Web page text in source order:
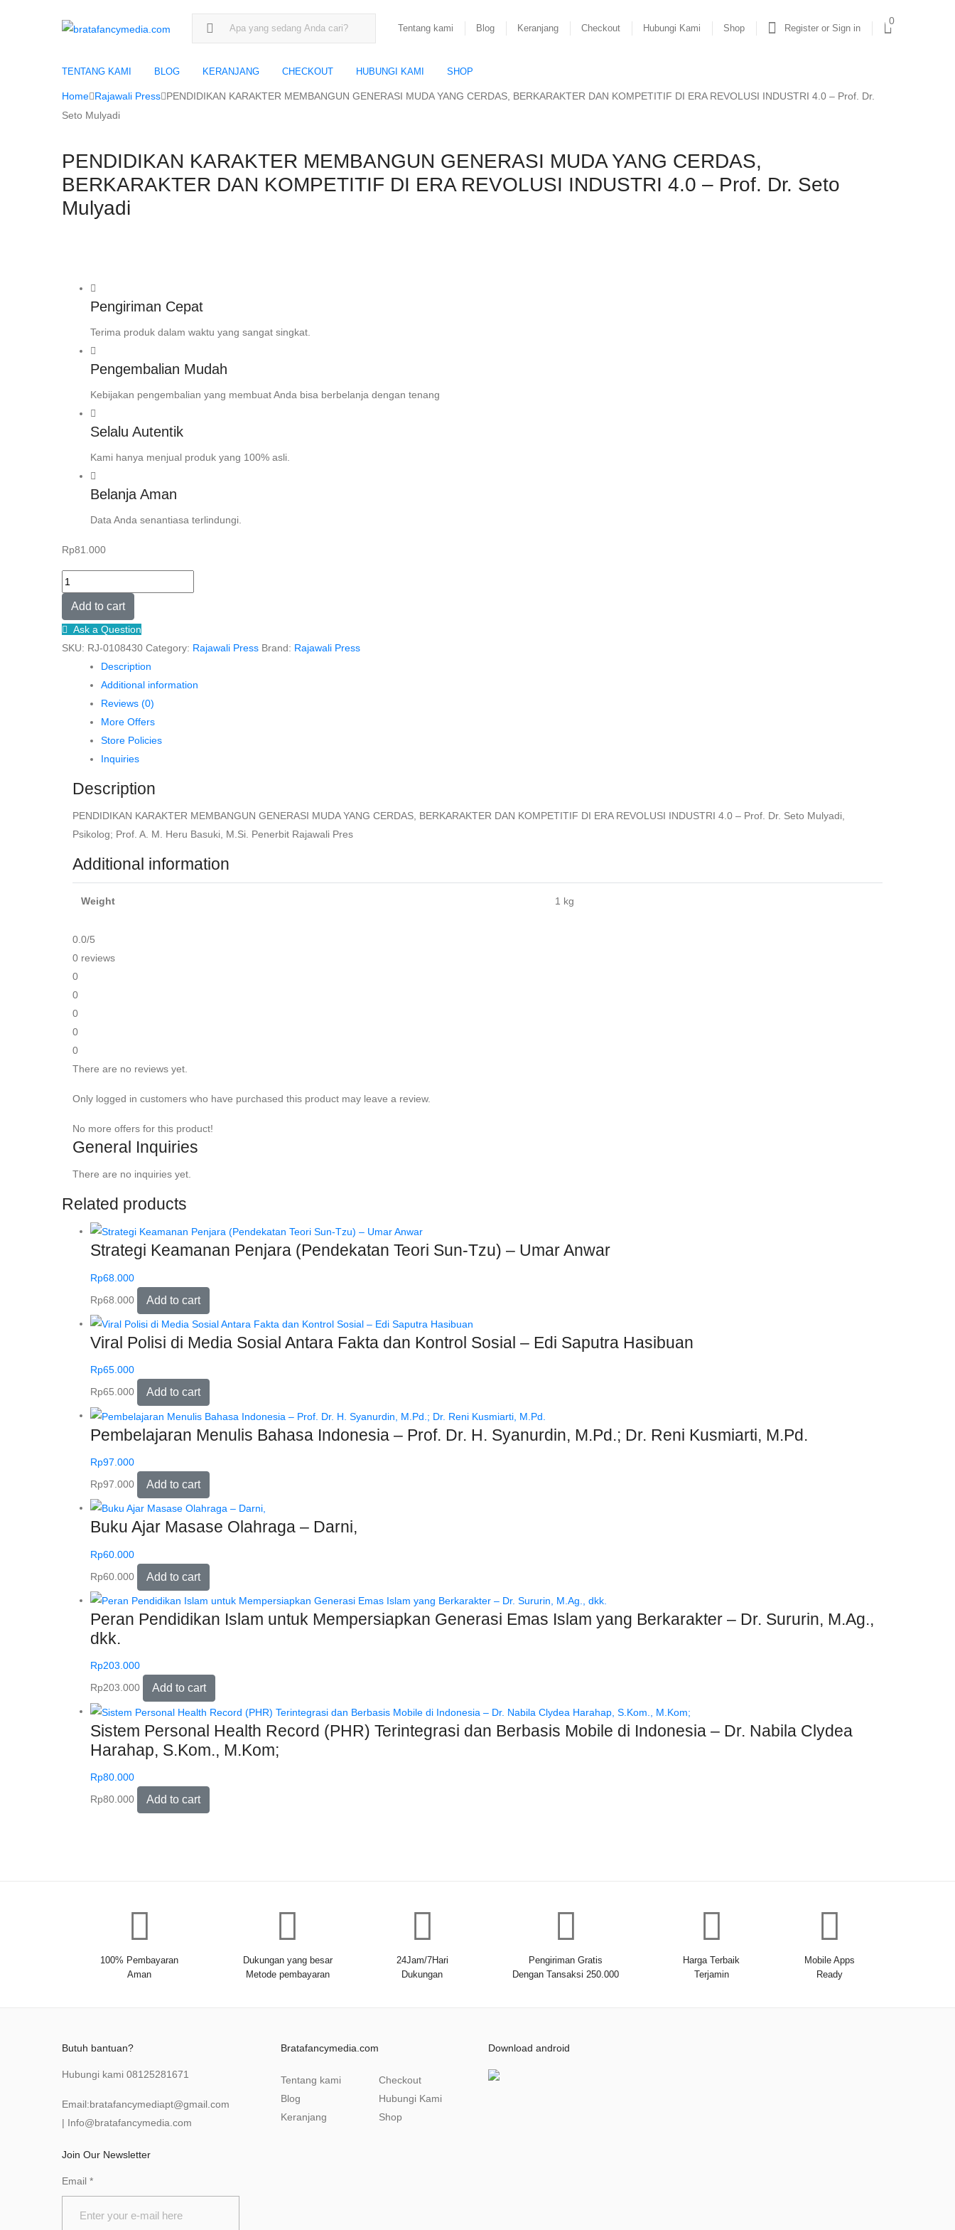
Search for:
Tentang kami Blog Keranjang Checkout Hubungi Kami Shop Register or Sign in
0
TENTANG KAMI BLOG KERANJANG CHECKOUT HUBUNGI KAMI SHOP
Home Rajawali Press PENDIDIKAN KARAKTER MEMBANGUN GENERASI MUDA YANG CERDAS, BERKARAKTER DAN KOMPETITIF DI ERA REVOLUSI INDUSTRI 4.0 – Prof. Dr.
Seto Mulyadi
PENDIDIKAN KARAKTER MEMBANGUN GENERASI MUDA YANG CERDAS,
BERKARAKTER DAN KOMPETITIF DI ERA REVOLUSI INDUSTRI 4.0 – Prof. Dr. Seto
Mulyadi
Pengiriman Cepat
Terima produk dalam waktu yang sangat singkat.
Pengembalian Mudah
Kebijakan pengembalian yang membuat Anda bisa berbelanja dengan tenang
Selalu Autentik
Kami hanya menjual produk yang 100% asli.
Belanja Aman
Data Anda senantiasa terlindungi.
Rp81.000
PENDIDIKAN
KARAKTER
MEMBANGUN
GENERASI
MUDA
CERDAS,
BERKARAKTER
KOMPETITIF
ERA
INDUSTRI
4.0
Add to cart
Ask a Question
SKU: RJ-0108430 Category: Rajawali Press Brand: Rajawali Press
Description
Additional information
Reviews (0)
More Offers
Store Policies
Inquiries
Description
PENDIDIKAN KARAKTER MEMBANGUN GENERASI MUDA YANG CERDAS, BERKARAKTER DAN KOMPETITIF DI ERA REVOLUSI INDUSTRI 4.0 – Prof. Dr. Seto Mulyadi,
Psikolog; Prof. A. M. Heru Basuki, M.Si. Penerbit Rajawali Pres
Additional information
Weight 1 kg
0.0/5
0 reviews
0
0
0
0
0
There are no reviews yet.
Only logged in customers who have purchased this product may leave a review.
No more offers for this product!
General Inquiries
There are no inquiries yet.
Related products
Strategi Keamanan Penjara (Pendekatan Teori Sun-Tzu) – Umar Anwar
Rp68.000
Rp68.000 Add to cart
Viral Polisi di Media Sosial Antara Fakta dan Kontrol Sosial – Edi Saputra Hasibuan
Rp65.000
Rp65.000 Add to cart
Pembelajaran Menulis Bahasa Indonesia – Prof. Dr. H. Syanurdin, M.Pd.; Dr. Reni Kusmiarti, M.Pd.
Rp97.000
Rp97.000 Add to cart
Buku Ajar Masase Olahraga – Darni,
Rp60.000
Rp60.000 Add to cart
Peran Pendidikan Islam untuk Mempersiapkan Generasi Emas Islam yang Berkarakter – Dr. Sururin, M.Ag.,
dkk.
Rp203.000
Rp203.000 Add to cart
Sistem Personal Health Record (PHR) Terintegrasi dan Berbasis Mobile di Indonesia – Dr. Nabila Clydea
Harahap, S.Kom., M.Kom;
Rp80.000
Rp80.000 Add to cart
100% Pembayaran
Aman
Dukungan yang besar
Metode pembayaran
24Jam/7Hari
Dukungan
Pengiriman Gratis
Dengan Tansaksi 250.000
Harga Terbaik
Terjamin
Mobile Apps
Ready
Butuh bantuan?
Hubungi kami 08125281671
Email:bratafancymediapt@gmail.com
| Info@bratafancymedia .com
Join Our Newsletter
Email *
Bratafancymedia.com
Tentang kami
Blog
Keranjang
Checkout
Hubungi Kami
Shop
Download android